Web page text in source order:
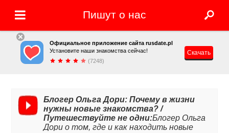
Пишут о нас
Официальное приложение сайта rusdate.pl
Установите наши знакомства сейчас!
(7248)
Скачать
Блогер Ольга Дори: Почему в жизни
нужны новые знакомства? /
Путешествуйте не одни:Блогер Ольга
Дори о том, где и как находить новые